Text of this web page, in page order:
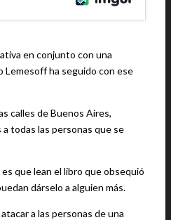
en conjunto con una
Lemesoff ha seguido con ese
calles de Buenos Aires,
todas las personas que se
que lean el libro que obsequió
dárselo a alguien más.
a las personas de una